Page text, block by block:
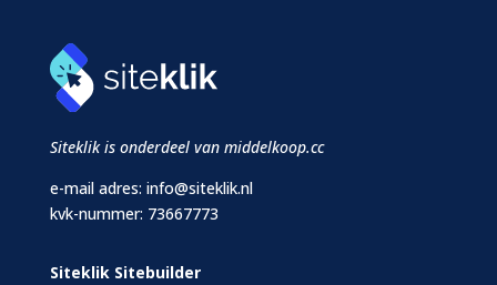
Siteklik is onderdeel van middelkoop.cc
e-mail adres: info@siteklik.nl
kvk-nummer: 73667773
Siteklik Sitebuilder